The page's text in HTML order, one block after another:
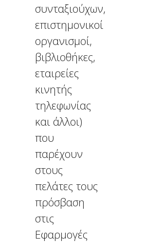
συνταξιούχων,
επιστημονικοί
οργανισμοί,
βιβλιοθήκες,
εταιρείες
κινητής
τηλεφωνίας
και άλλοι)
που
παρέχουν
στους
πελάτες τους
πρόσβαση
στις
Εφαρμογές